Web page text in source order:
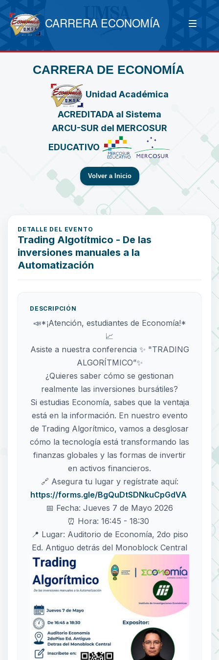
CARRERA ECONOMÍA
CARRERA DE ECONOMÍA
Unidad Académica
ACREDITADA al Sistema
ARCU-SUR del MERCOSUR
EDUCATIVO
Volver a Inicio
DETALLE DEL EVENTO
Trading Algotítmico - De las
inversiones manuales a la
Automatización
DESCRIPCIÓN
📣*¡Atención, estudiantes de Economía!*
📈
Asiste a nuestra conferencia ✨ "TRADING
ALGORÍTMICO”✨
¿Quieres saber cómo se gestionan
realmente las inversiones bursátiles?
Si estudias Economía, sabes que la ventaja
está en la información. En nuestro evento
de Trading Algorítmico, vamos a desglosar
cómo la tecnología está transformando las
finanzas globales y las formas de invertir
en activos financieros.
🔗 Asegura tu lugar y regístrate aquí:
https://forms.gle/BgQuDtSDNkuCpGdVA
📅 Fecha: Jueves 7 de Mayo 2026
⏰ Hora: 16:45 - 18:30
📍 Lugar: Auditorio de Economía, 2do piso
Ed. Antiguo detrás del Monoblock Central